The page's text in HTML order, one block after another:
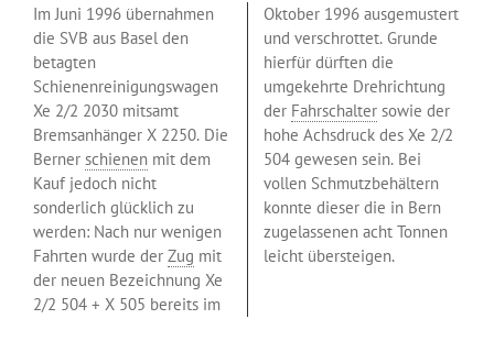
Im Juni 1996 übernahmen
die SVB aus Basel den
betagten
Schienenreinigungswagen
Xe 2/2 2030 mitsamt
Bremsanhänger X 2250. Die
Berner schienen mit dem
Kauf jedoch nicht
sonderlich glücklich zu
werden: Nach nur wenigen
Fahrten wurde der Zug mit
der neuen Bezeichnung Xe
2/2 504 + X 505 bereits im
Oktober 1996 ausgemustert
und verschrottet. Grunde
hierfür dürften die
umgekehrte Drehrichtung
der Fahrschalter sowie der
hohe Achsdruck des Xe 2/2
504 gewesen sein. Bei
vollen Schmutzbehältern
konnte dieser die in Bern
zugelassenen acht Tonnen
leicht übersteigen.